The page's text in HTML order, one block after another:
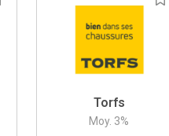
Torfs
Moy. 3%